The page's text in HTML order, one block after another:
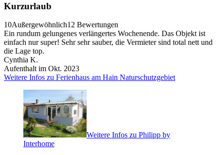
Kurzurlaub
10Außergewöhnlich12 Bewertungen
Ein rundum gelungenes verlängertes Wochenende. Das Objekt ist
einfach nur super! Sehr sehr sauber, die Vermieter sind total nett und
die Lage top.
Cynthia K.
Aufenthalt im Okt. 2023
Weitere Infos zu Ferienhaus am Hain Naturschutzgebiet
Weitere Infos zu Philipp by
Interhome